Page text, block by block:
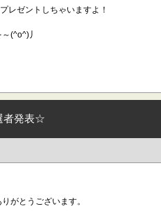
レゼントしちゃいますよ！
(^o^)丿
者発表☆
がとうございます。